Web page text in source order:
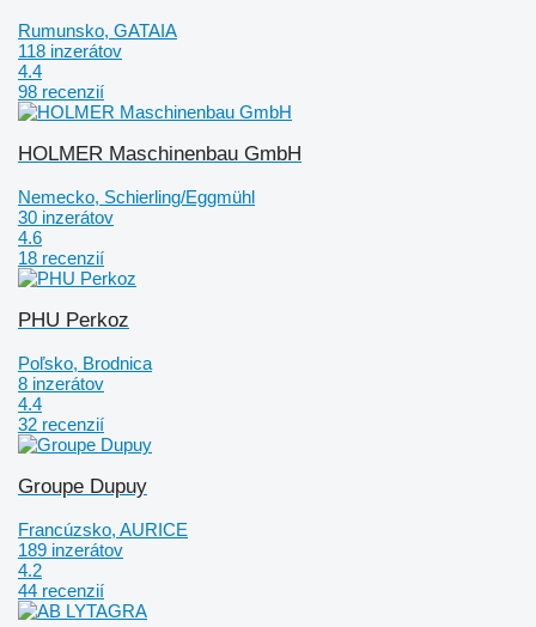
Rumunsko, GATAIA
118 inzerátov
4.4
98 recenzií
HOLMER Maschinenbau GmbH
Nemecko, Schierling/Eggmühl
30 inzerátov
4.6
18 recenzií
PHU Perkoz
Poľsko, Brodnica
8 inzerátov
4.4
32 recenzií
Groupe Dupuy
Francúzsko, AURICE
189 inzerátov
4.2
44 recenzií